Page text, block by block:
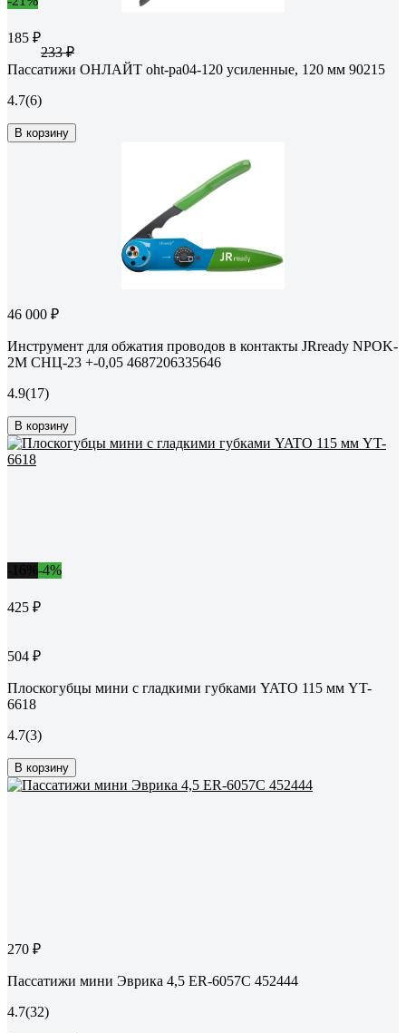
185 ₽
233 ₽
Пассатижи ОНЛАЙТ oht-pa04-120 усиленные, 120 мм 90215
4.7(6)
В корзину
46 000 ₽
Инструмент для обжатия проводов в контакты JRready NPOK-
2M СНЦ-23 +-0,05 4687206335646
4.9(17)
В корзину
-4%
425 ₽
504 ₽
Плоскогубцы мини с гладкими губками YATO 115 мм YT-
6618
4.7(3)
В корзину
270 ₽
Пассатижи мини Эврика 4,5 ER-6057C 452444
4.7(32)